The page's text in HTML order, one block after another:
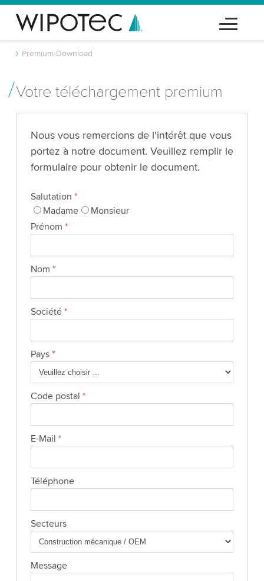
Premium-Download
Votre téléchargement premium
Nous vous remercions de l'intérêt que vous
portez à notre document. Veuillez remplir le
formulaire pour obtenir le document.
Salutation *
Madame
Monsieur
Prénom *
Nom *
Société *
Pays *
Code postal *
E-Mail *
Téléphone
Secteurs
Message